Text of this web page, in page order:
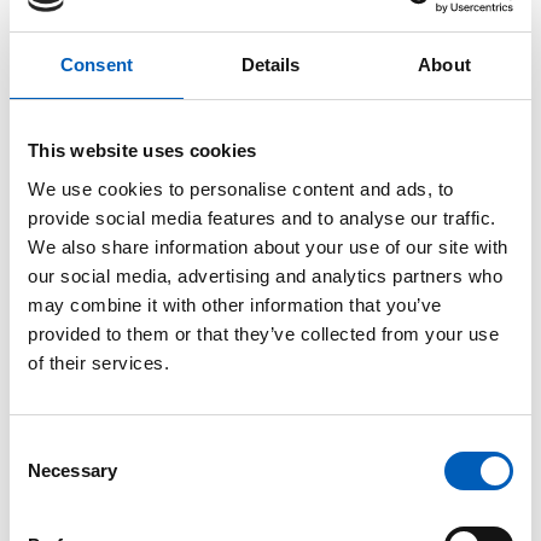
Consent Details About
This website uses cookies
We use cookies to personalise content and ads, to
provide social media features and to analyse our traffic.
We also share information about your use of our site with
our social media, advertising and analytics partners who
may combine it with other information that you’ve
provided to them or that they’ve collected from your use
of their services.
Necessary
forbedre menneskers liv. Jenter og gutter skal ha
lik tilgang til utdanning med god kvalitet, og den
skal være gratis.
Hvorfor en egen dag for utdanning?
FNs generalforsamlingvedtok i 2018 å markere en
egen dag for utdanning, gjennomresolusjon
73/25.FN ønsker å løfte opp viktigheten med
kvalitet i utdanningen på alle nivåer.
til utdanning på alvor.